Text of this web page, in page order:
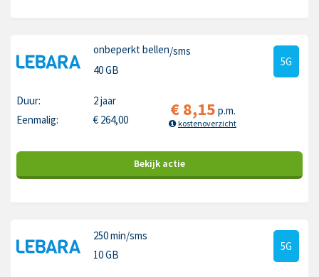
onbeperkt bellen/sms
40 GB
5G
Duur:
2 jaar
Eenmalig:
€ 264,00 €8,15 p.m.
kostenoverzicht
Bekijk actie
250 min/sms
10 GB
5G